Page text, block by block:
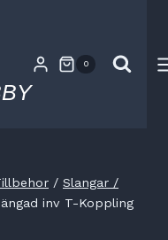
0
/ Slangar /
inv T-Koppling